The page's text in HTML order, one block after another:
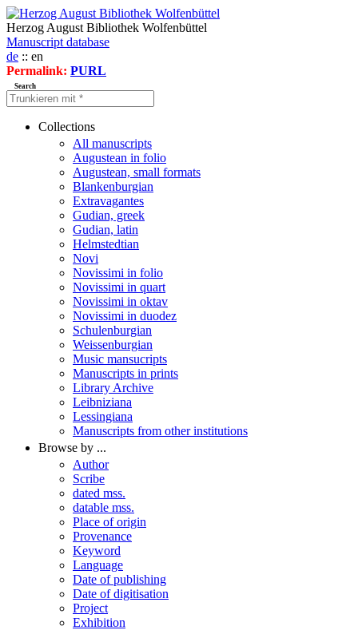
Herzog August Bibliothek Wolfenbüttel
Manuscript database
de :: en
Permalink: PURL
Search
Collections
All manuscripts
Augustean in folio
Augustean, small formats
Blankenburgian
Extravagantes
Gudian, greek
Gudian, latin
Helmstedtian
Novi
Novissimi in folio
Novissimi in quart
Novissimi in oktav
Novissimi in duodez
Schulenburgian
Weissenburgian
Music mansucripts
Manuscripts in prints
Library Archive
Leibniziana
Lessingiana
Manuscripts from other institutions
Browse by ...
Author
Scribe
dated mss.
datable mss.
Place of origin
Provenance
Keyword
Language
Date of publishing
Date of digitisation
Project
Exhibition